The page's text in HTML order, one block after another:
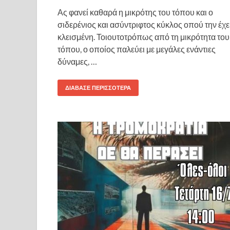
Ας φανεί καθαρά η μικρότης του τόπου και ο
σιδερένιος και ασύντριφτος κύκλος οπού την
κλεισμένη. Τοιουτοτρόπως από τη μικρότητα του
τόπου, ο οποίος παλεύει με μεγάλες ενάντιες
δύναμες, …
ΔΙΆΒΑΣΕ ΠΕΡΙΣΣΌΤΕΡΑ